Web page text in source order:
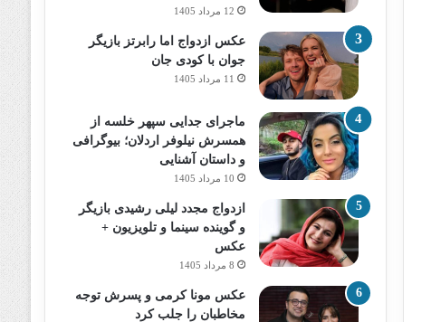
12 مرداد 1405
عکس ازدواج اما رابرتز بازیگر
جوان با کودی جان
11 مرداد 1405
ماجرای جدایی سپهر خلسه از
همسرش نیلوفر اردلان؛ بیوگرافی
و داستان آشنایی
10 مرداد 1405
ازدواج مجدد لیلی رشیدی بازیگر
و گوینده سینما و تلویزیون +
عکس
8 مرداد 1405
عکس مونا کرمی و پسرش توجه
مخاطبان را جلب کرد